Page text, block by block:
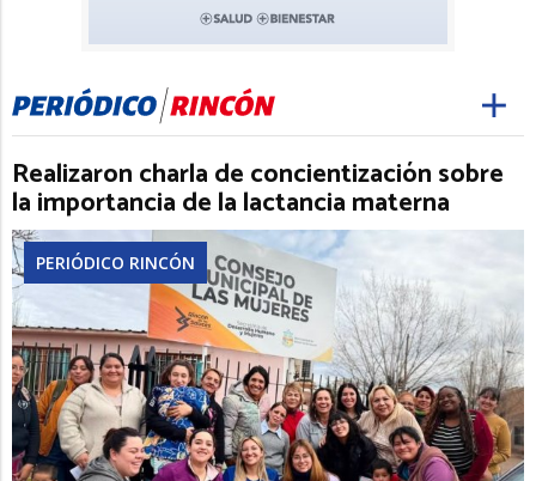
Realizaron charla de concientización sobre
la importancia de la lactancia materna
PERIÓDICO RINCÓN